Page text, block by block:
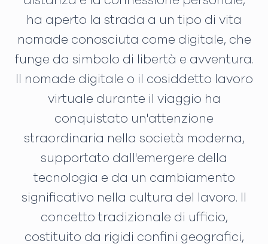
ha aperto la strada a un tipo di vita
nomade conosciuta come digitale, che
funge da simbolo di libertà e avventura.
Il nomade digitale o il cosiddetto lavoro
virtuale durante il viaggio ha
conquistato un'attenzione
straordinaria nella società moderna,
supportato dall'emergere della
tecnologia e da un cambiamento
significativo nella cultura del lavoro. Il
concetto tradizionale di ufficio,
costituito da rigidi confini geografici,